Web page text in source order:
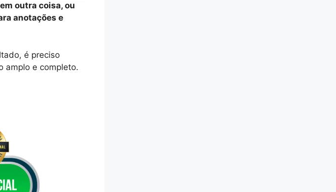
outra coisa, ou
anotações e
é preciso
amplo e completo.